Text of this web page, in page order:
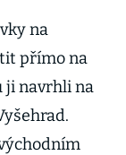
milionu
na
přímo na
ji navrhli na